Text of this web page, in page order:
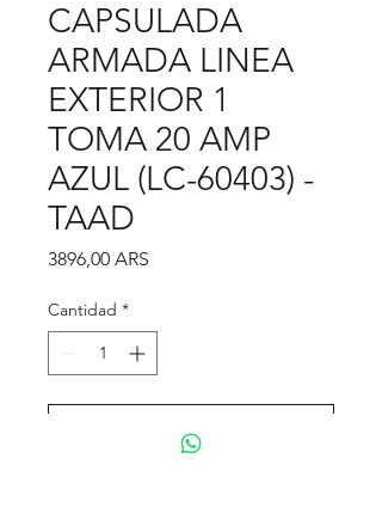
CAPSULADA
ARMADA LINEA
EXTERIOR 1
TOMA 20 AMP
AZUL (LC-60403) -
TAAD
3896,00 ARS
Cantidad *
Agregar al carrito